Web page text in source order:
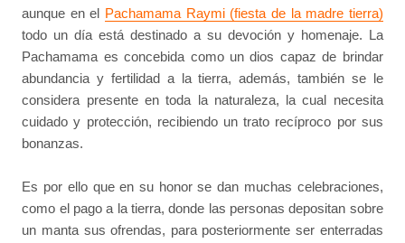
aunque en el Pachamama Raymi (fiesta de la madre tierra)
todo un día está destinado a su devoción y homenaje. La
Pachamama es concebida como un dios capaz de brindar
abundancia y fertilidad a la tierra, además, también se le
considera presente en toda la naturaleza, la cual necesita
cuidado y protección, recibiendo un trato recíproco por sus
bonanzas.
Es por ello que en su honor se dan muchas celebraciones,
como el pago a la tierra, donde las personas depositan sobre
un manta sus ofrendas, para posteriormente ser enterradas